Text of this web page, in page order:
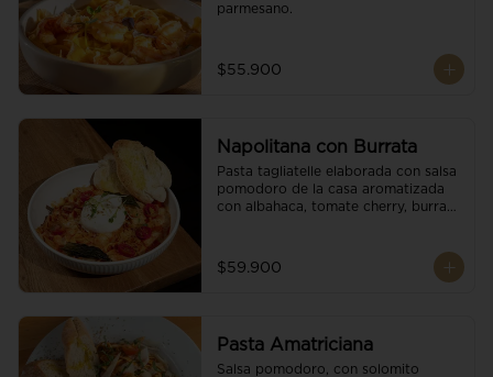
parmesano.
$55.900
Napolitana con Burrata
Pasta tagliatelle elaborada con salsa
pomodoro de la casa aromatizada
con albahaca, tomate cherry, burrata
$59.900
Pasta Amatriciana
Salsa pomodoro, con solomito